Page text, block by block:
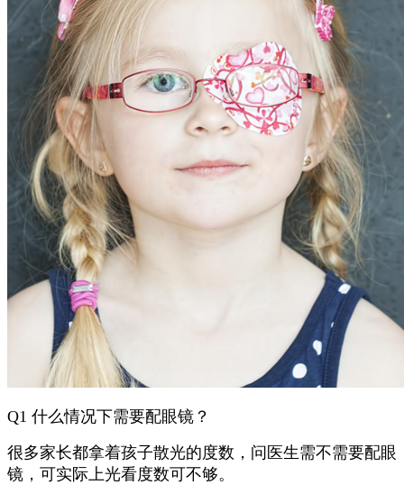
Q1 什么情况下需要配眼镜？
很多家长都拿着孩子散光的度数，问医生需不需要配眼
镜，可实际上光看度数可不够。